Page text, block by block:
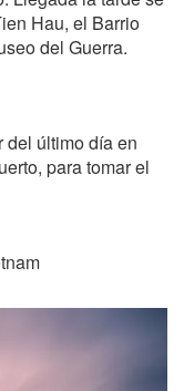
Hau, el Barrio
del Guerra.
del último día en
para tomar el